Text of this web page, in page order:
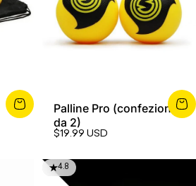
Palline Pro (confezione
da 2)
$19.99 USD
4.8